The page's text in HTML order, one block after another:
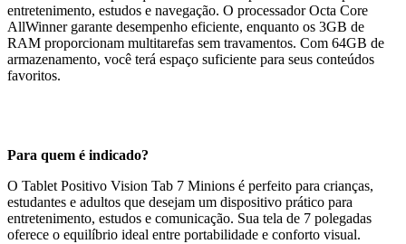
entretenimento, estudos e navegação. O processador Octa Core
AllWinner garante desempenho eficiente, enquanto os 3GB de
RAM proporcionam multitarefas sem travamentos. Com 64GB de
armazenamento, você terá espaço suficiente para seus conteúdos
favoritos.
Para quem é indicado?
O Tablet Positivo Vision Tab 7 Minions é perfeito para crianças,
estudantes e adultos que desejam um dispositivo prático para
entretenimento, estudos e comunicação. Sua tela de 7 polegadas
oferece o equilíbrio ideal entre portabilidade e conforto visual.